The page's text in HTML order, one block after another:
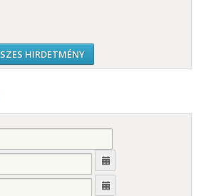
HIRDETMÉNY